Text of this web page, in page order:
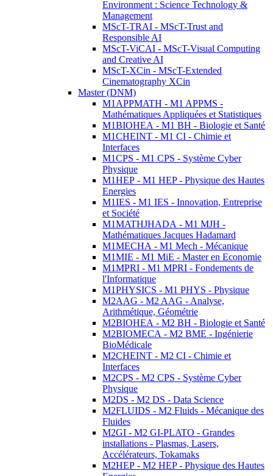
Environment : Science Technology &
Management
MScT-TRAI - MScT-Trust and
Responsible AI
MScT-ViCAI - MScT-Visual Computing
and Creative AI
MScT-XCin - MScT-Extended
Cinematography XCin
Master (DNM)
M1APPMATH - M1 APPMS -
Mathématiques Appliquées et Statistiques
M1BIOHEA - M1 BH - Biologie et Santé
M1CHEINT - M1 CI - Chimie et
Interfaces
M1CPS - M1 CPS - Système Cyber
Physique
M1HEP - M1 HEP - Physique des Hautes
Energies
M1IES - M1 IES - Innovation, Entreprise
et Société
M1MATHJHADA - M1 MJH -
Mathématiques Jacques Hadamard
M1MECHA - M1 Mech - Mécanique
M1MIE - M1 MiE - Master en Economie
M1MPRI - M1 MPRI - Fondements de
l'Informatique
M1PHYSICS - M1 PHYS - Physique
M2AAG - M2 AAG - Analyse,
Arithmétique, Géométrie
M2BIOHEA - M2 BH - Biologie et Santé
M2BIOMECA - M2 BME - Ingénierie
BioMédicale
M2CHEINT - M2 CI - Chimie et
Interfaces
M2CPS - M2 CPS - Système Cyber
Physique
M2DS - M2 DS - Data Science
M2FLUIDS - M2 Fluids - Mécanique des
Fluides
M2GI - M2 GI-PLATO - Grandes
installations - Plasmas, Lasers,
Accélérateurs, Tokamaks
M2HEP - M2 HEP - Physique des Hautes